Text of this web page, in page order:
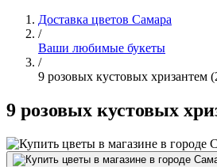
Доставка цветов Самара
/
Ваши любимые букеты
/
9 розовых кустовых хризантем
9 розовых кустовых